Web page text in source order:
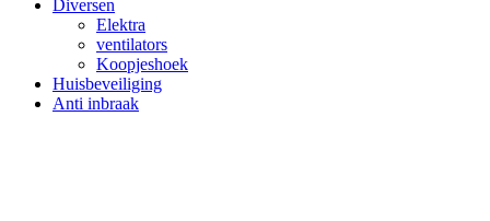
Diversen
Elektra
ventilators
Koopjeshoek
Huisbeveiliging
Anti inbraak